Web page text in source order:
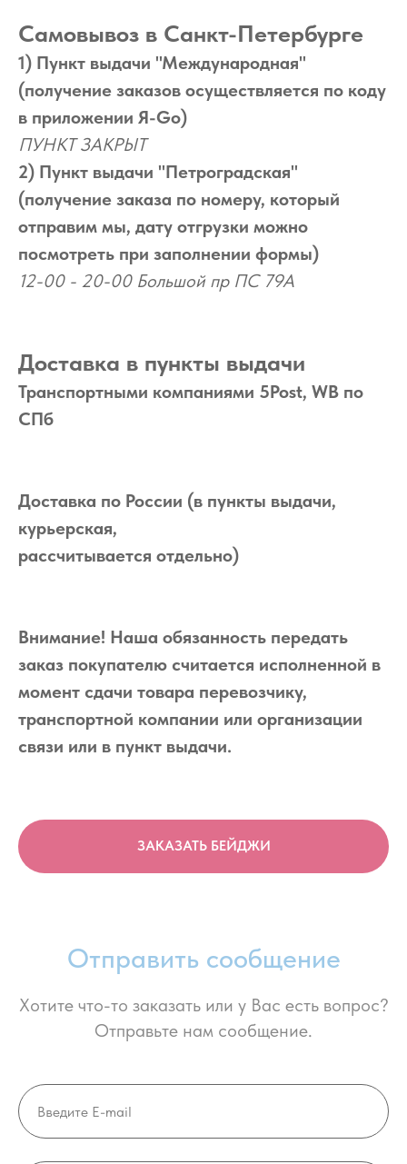
Самовывоз в Санкт-Петербурге
1) Пункт выдачи "Международная"
(получение заказов осуществляется по коду
в приложении Я-Go)
ПУНКТ ЗАКРЫТ
2) Пункт выдачи "Петроградская"
(получение заказа по номеру, который
отправим мы, дату отгрузки можно
посмотреть при заполнении формы)
12-00 - 20-00 Большой пр ПС 79А
Доставка в пункты выдачи
Транспортными компаниями 5Post, WB по
СПб
Доставка по России (в пункты выдачи,
курьерская,
рассчитывается отдельно)
Внимание! Наша обязанность передать
заказ покупателю считается исполненной в
момент сдачи товара перевозчику,
транспортной компании или организации
связи или в пункт выдачи.
ЗАКАЗАТЬ БЕЙДЖИ
Отправить сообщение
Хотите что-то заказать или у Вас есть вопрос?
Отправьте нам сообщение.